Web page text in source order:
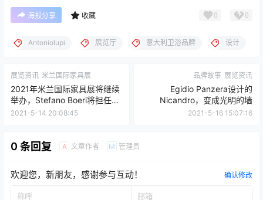
海报分享 收藏 0 0
Antoniolupi 展览厅 意大利卫浴品牌 设计
展览资讯 米兰国际家具展
2021年米兰国际家具展将继续
举办，Stefano Boeri将担任策
展人
2021-5-14 20:08:45
品牌故事 展览资讯
Egidio Panzera设计的
Nicandro，变成光明的墙
2021-5-16 15:07:16
0 条回复 A 文章作者 M 管理员
欢迎您，新朋友，感谢参与互动！ 确认修改